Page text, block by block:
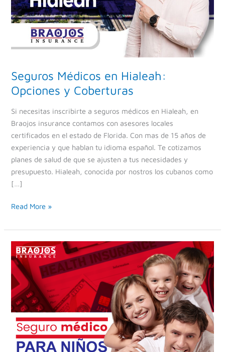
Seguros Médicos en Hialeah:
Opciones y Coberturas
Si necesitas inscribirte a seguros médicos en Hialeah, en
Braojos insurance contamos con asesores locales
certificados en el estado de Florida. Con mas de 15 años de
experiencia y que hablan tu idioma español. Te cotizamos
planes de salud de que se ajusten a tus necesidades y
presupuesto. Hialeah, conocida por nostros los cubanos como
[…]
Coberturas
Read More »
Seguro
médico
para
niños
en
Florida